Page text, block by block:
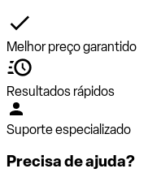
Melhor preço garantido
Resultados rápidos
Suporte especializado
Precisa de ajuda?